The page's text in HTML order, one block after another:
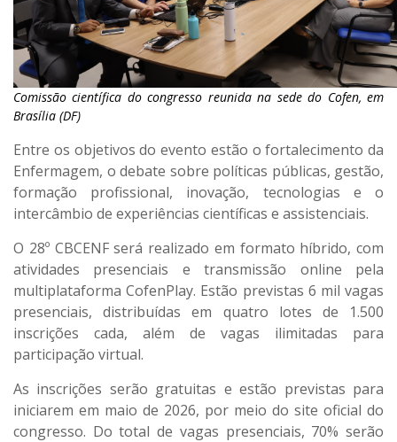
Comissão científica do congresso reunida na sede do Cofen, em
Brasília (DF)
Entre os objetivos do evento estão o fortalecimento da
Enfermagem, o debate sobre políticas públicas, gestão,
formação profissional, inovação, tecnologias e o
intercâmbio de experiências científicas e assistenciais.
O 28º CBCENF será realizado em formato híbrido, com
atividades presenciais e transmissão online pela
multiplataforma CofenPlay. Estão previstas 6 mil vagas
presenciais, distribuídas em quatro lotes de 1.500
inscrições cada, além de vagas ilimitadas para
participação virtual.
As inscrições serão gratuitas e estão previstas para
iniciarem em maio de 2026, por meio do site oficial do
congresso. Do total de vagas presenciais, 70% serão